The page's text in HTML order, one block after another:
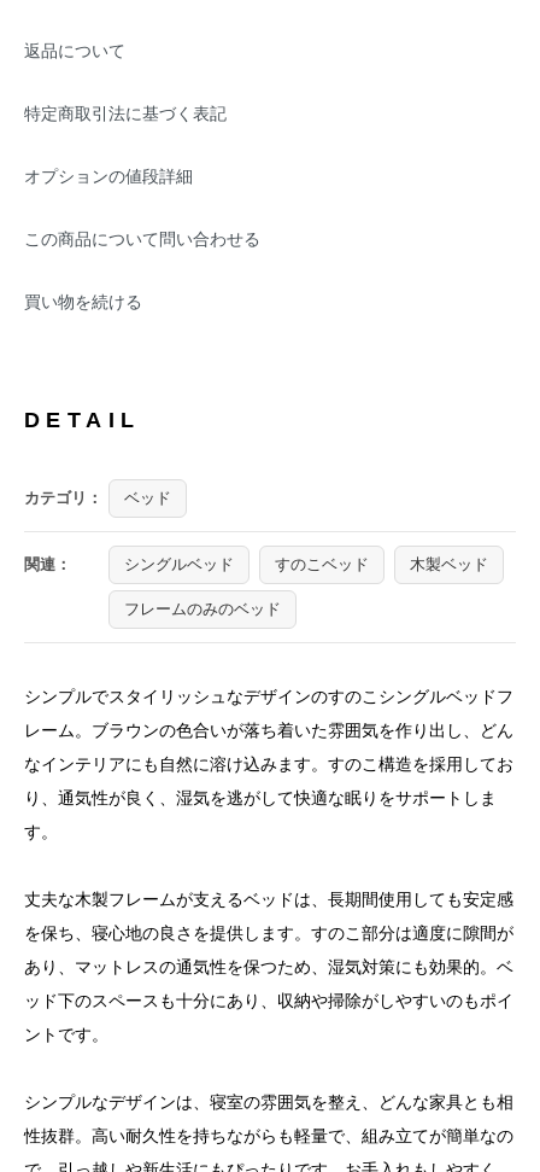
返品について
特定商取引法に基づく表記
オプションの値段詳細
この商品について問い合わせる
買い物を続ける
DETAIL
カテゴリ： ベッド
関連： シングルベッド すのこベッド 木製ベッド
フレームのみのベッド
シンプルでスタイリッシュなデザインのすのこシングルベッドフ
レーム。ブラウンの色合いが落ち着いた雰囲気を作り出し、どん
なインテリアにも自然に溶け込みます。すのこ構造を採用してお
り、通気性が良く、湿気を逃がして快適な眠りをサポートしま
す。
丈夫な木製フレームが支えるベッドは、長期間使用しても安定感
を保ち、寝心地の良さを提供します。すのこ部分は適度に隙間が
あり、マットレスの通気性を保つため、湿気対策にも効果的。ベ
ッド下のスペースも十分にあり、収納や掃除がしやすいのもポイ
ントです。
シンプルなデザインは、寝室の雰囲気を整え、どんな家具とも相
性抜群。高い耐久性を持ちながらも軽量で、組み立てが簡単なの